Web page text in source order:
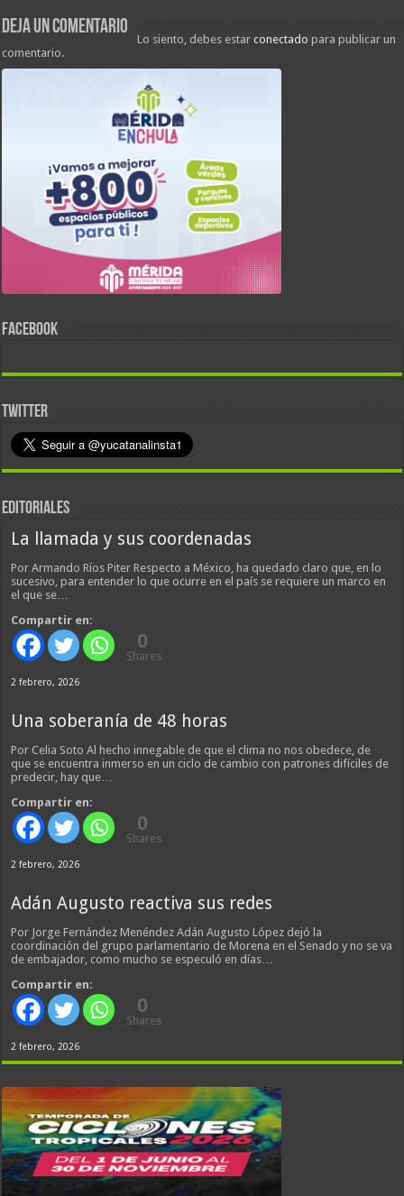
Deja un comentario
Lo siento, debes estarconectado para publicar un
comentario.
FACEBOOK
TWITTER
EDITORIALES
La llamada y sus coordenadas
Por Armando Ríos Piter Respecto a México, ha quedado claro que, en lo
sucesivo, para entender lo que ocurre en el país se requiere un marco en
el que se…
Compartir en:
0
Shares
2 febrero, 2026
Una soberanía de 48 horas
Por Celia Soto Al hecho innegable de que el clima no nos obedece, de
que se encuentra inmerso en un ciclo de cambio con patrones difíciles de
predecir, hay que…
Compartir en:
0
Shares
2 febrero, 2026
Adán Augusto reactiva sus redes
Por Jorge Fernández Menéndez Adán Augusto López dejó la
coordinación del grupo parlamentario de Morena en el Senado y no se va
de embajador, como mucho se especuló en días…
Compartir en:
0
Shares
2 febrero, 2026